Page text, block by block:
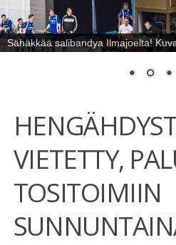
Sähäkkää salibandya Ilmajoelta!
VIETETTY,
TOSITOIMIIN